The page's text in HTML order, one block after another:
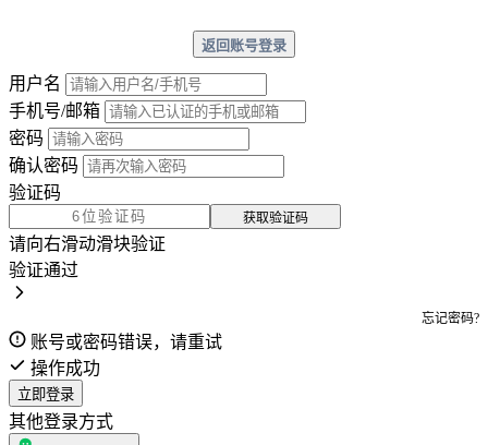
返回账号登录
用户名
手机号/邮箱
密码
确认密码
验证码
获取验证码
请向右滑动滑块验证
验证通过
忘记密码?
账号或密码错误，请重试
操作成功
立即登录
其他登录方式